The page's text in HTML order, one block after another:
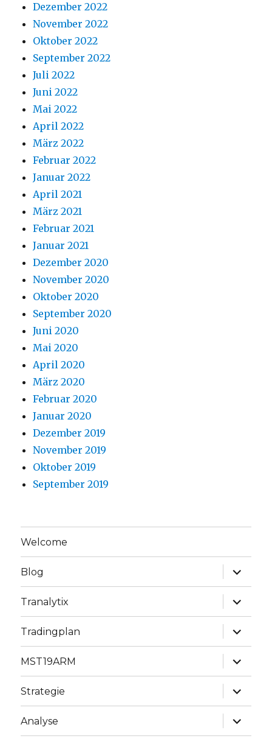
Dezember 2022
November 2022
Oktober 2022
September 2022
Juli 2022
Juni 2022
Mai 2022
April 2022
März 2022
Februar 2022
Januar 2022
April 2021
März 2021
Februar 2021
Januar 2021
Dezember 2020
November 2020
Oktober 2020
September 2020
Juni 2020
Mai 2020
April 2020
März 2020
Februar 2020
Januar 2020
Dezember 2019
November 2019
Oktober 2019
September 2019
Welcome
Blog
Tranalytix
Tradingplan
MST19ARM
Strategie
Analyse